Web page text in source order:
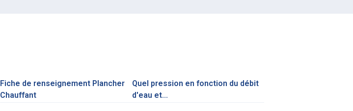
Fiche de renseignement Plancher
Chauffant
Quel pression en fonction du débit
d'eau et...